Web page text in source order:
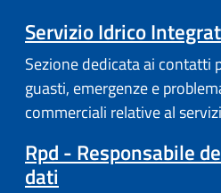
Servizio Idrico
Sezione dedicata ai contatti
guasti, emergenze e
commerciali relative al
Rpd - Responsabile
dati